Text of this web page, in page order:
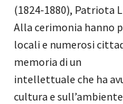
(1824-1880), Patriota
Alla cerimonia hanno
locali e numerosi
memoria di un
intellettuale che ha
cultura e sull’ambiente